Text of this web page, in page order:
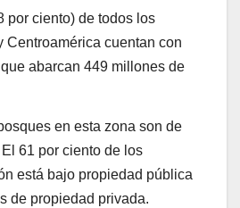
por ciento) de todos los
Centroamérica cuentan con
abarcan 449 millones de
en esta zona son de
61 por ciento de los
está bajo propiedad pública
de propiedad privada.